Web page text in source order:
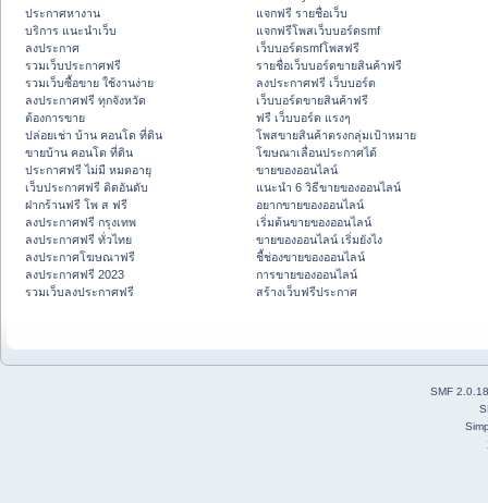
ประกาศหางาน
บริการ แนะนำเว็บ
ลงประกาศ
รวมเว็บประกาศฟรี
รวมเว็บซื้อขาย ใช้งานง่าย
ลงประกาศฟรี ทุกจังหวัด
ต้องการขาย
ปล่อยเช่า บ้าน คอนโด ที่ดิน
ขายบ้าน คอนโด ที่ดิน
ประกาศฟรี ไม่มี หมดอายุ
เว็บประกาศฟรี ติดอันดับ
ฝากร้านฟรี โพ ส ฟรี
ลงประกาศฟรี กรุงเทพ
ลงประกาศฟรี ทั่วไทย
ลงประกาศโฆษณาฟรี
ลงประกาศฟรี 2023
รวมเว็บลงประกาศฟรี
แจกฟรี รายชื่อเว็บ
แจกฟรีโพสเว็บบอร์ดsmf
เว็บบอร์ดsmfโพสฟรี
รายชื่อเว็บบอร์ดขายสินค้าฟรี
ลงประกาศฟรี เว็บบอร์ด
เว็บบอร์ดขายสินค้าฟรี
ฟรี เว็บบอร์ด แรงๆ
โพสขายสินค้าตรงกลุ่มเป้าหมาย
โฆษณาเลื่อนประกาศได้
ขายของออนไลน์
แนะนำ 6 วิธีขายของออนไลน์
อยากขายของออนไลน์
เริ่มต้นขายของออนไลน์
ขายของออนไลน์ เริ่มยังไง
ชี้ช่องขายของออนไลน์
การขายของออนไลน์
สร้างเว็บฟรีประกาศ
SMF 2.0.18